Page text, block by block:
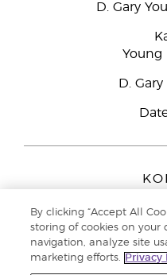
D. Gary
Young
D.
9727
By clicking “Accept All
storing of cookies on your
navigation, analyze site
marketing efforts.
Privacy